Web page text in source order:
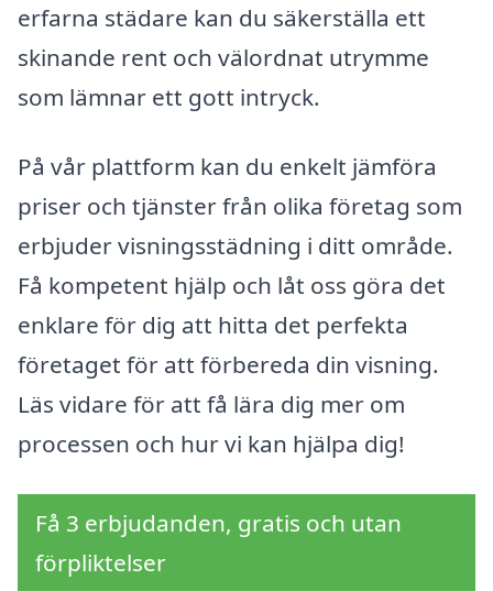
erfarna städare kan du säkerställa ett
skinande rent och välordnat utrymme
som lämnar ett gott intryck.
På vår plattform kan du enkelt jämföra
priser och tjänster från olika företag som
erbjuder visningsstädning i ditt område.
Få kompetent hjälp och låt oss göra det
enklare för dig att hitta det perfekta
företaget för att förbereda din visning.
Läs vidare för att få lära dig mer om
processen och hur vi kan hjälpa dig!
Få 3 erbjudanden, gratis och utan
förpliktelser